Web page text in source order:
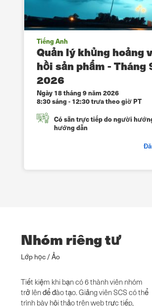
Tiếng Anh
Quản lý khủng hoảng
hồi sản phẩm - Tháng
2026
Ngày 18 tháng 9 năm 2026
8:30 sáng - 12:30 trưa theo giờ PT
Có sẵn trực tiếp do người
hướng dẫn
Nhóm riêng tư
Lớp học / Ảo
Tiết kiệm khi bạn có 6 thành viên nhóm
trở lên để đào tạo. Giảng viên SCS có thể
trình bày hội thảo trên web trực tiếp,